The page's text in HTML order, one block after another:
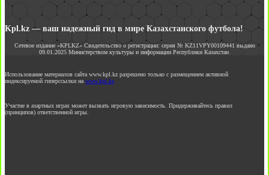
Kpl.kz — ваш надежный гид в мире Казахстанского футбола!
Сетевое издание «KPLKZ» Свидетельство о регистрации: серия № KZ11VPY00109441 выдано
09.01.2025 Министерством культуры и информации Республики Казахстан.
Использование материалов сайта www.kpl.kz разрешено только с размещением активной
индексируемой гиперссылки на www.kpl.kz
Участие в азартных играх может вызвать игровую зависимость. Придерживайтесь правил
(принципов) ответственной игры.